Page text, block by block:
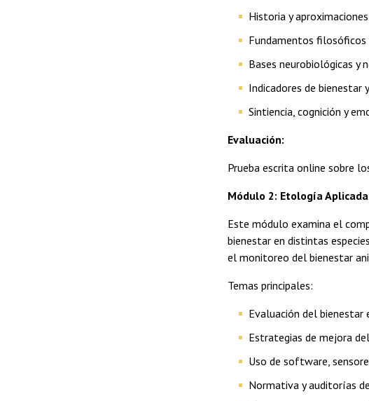
Historia y
Fundamentos
Bases neurobiológicas y
Indicadores de bienestar
Sintiencia, cognición y
Evaluación:
Prueba escrita online sobre
Módulo 2: Etología
Este módulo examina el
bienestar en distintas
el monitoreo del bienestar
Temas principales:
Evaluación del bienestar
Estrategias de mejora
Uso de software,
Normativa y auditorías